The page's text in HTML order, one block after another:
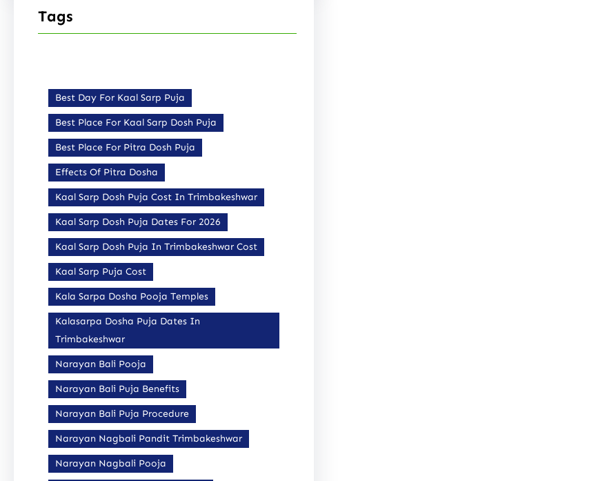
Tags
Best Day For Kaal Sarp Puja
Best Place For Kaal Sarp Dosh Puja
Best Place For Pitra Dosh Puja
Effects Of Pitra Dosha
Kaal Sarp Dosh Puja Cost In Trimbakeshwar
Kaal Sarp Dosh Puja Dates For 2026
Kaal Sarp Dosh Puja In Trimbakeshwar Cost
Kaal Sarp Puja Cost
Kala Sarpa Dosha Pooja Temples
Kalasarpa Dosha Puja Dates In
Trimbakeshwar
Narayan Bali Pooja
Narayan Bali Puja Benefits
Narayan Bali Puja Procedure
Narayan Nagbali Pandit Trimbakeshwar
Narayan Nagbali Pooja